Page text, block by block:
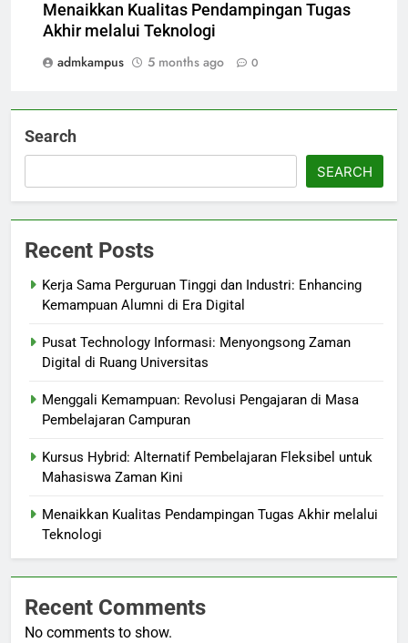
Menaikkan Kualitas Pendampingan Tugas
Akhir melalui Teknologi
admkampus
5 months ago 0
Search
SEARCH
Recent Posts
Kerja Sama Perguruan Tinggi dan Industri: Enhancing
Kemampuan Alumni di Era Digital
Pusat Technology Informasi: Menyongsong Zaman
Digital di Ruang Universitas
Menggali Kemampuan: Revolusi Pengajaran di Masa
Pembelajaran Campuran
Kursus Hybrid: Alternatif Pembelajaran Fleksibel untuk
Mahasiswa Zaman Kini
Menaikkan Kualitas Pendampingan Tugas Akhir melalui
Teknologi
Recent Comments
No comments to show.